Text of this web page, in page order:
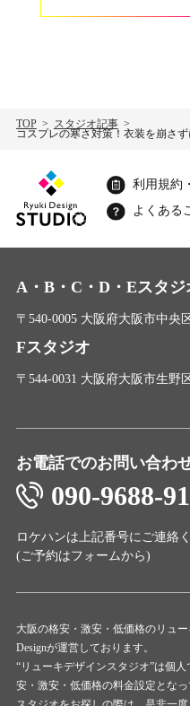
TOP スタジオ記事
コスプレの寒さ対策！衣装を崩さ
利用規約
よくある
A・B・C・D・Eスタジ
〒540-0005 大阪府大阪市中央
Fスタジオ
〒544-0031 大阪府大阪市生野
お電話でのお問い合わ
090-9688-
ロケハンは上記番号にご連絡
(ご予約はフォームから)
大阪の格安・激安・低価格のリュ
Designが運営しております。
“リューキデザインスタジオ”は個
安・激安・低価格の料金設定とな